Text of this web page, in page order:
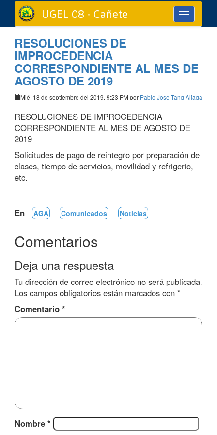
Toggle
navigation
UGEL 08 - Cañete
RESOLUCIONES DE
IMPROCEDENCIA
CORRESPONDIENTE AL MES DE
AGOSTO DE 2019
Mié, 18 de septiembre del 2019, 9:23 PM por Pablo Jose Tang Aliaga
RESOLUCIONES DE IMPROCEDENCIA
CORRESPONDIENTE AL MES DE AGOSTO DE
2019
Solicitudes de pago de reintegro por preparación de
clases, tiempo de servicios, movilidad y refrigerio,
etc.
En AGA Comunicados Noticias
Comentarios
Deja una respuesta
Tu dirección de correo electrónico no será publicada.
Los campos obligatorios están marcados con *
Comentario *
Nombre *